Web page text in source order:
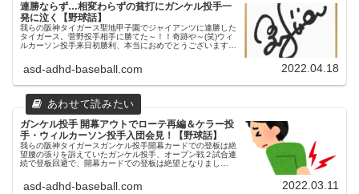
連勝ならず…相変わらずの貧打にガンケル投手一
発に泣く【野球話】
我らの阪神タイガース聖地甲子園でジャイアンツに連勝した
タイガース。菅野投手相手に勝てた～！！奇跡や～(笑)ウィ
ルカーソン投手来日初勝利、本当におめでとうございます！
asd-adhd-baseball.com 2022.04.18
ガンケル投手 開幕アウトでローテ再編＆ケラー投
手・ウィルカーソン投手入団会見！【野球話】
我らの阪神タイガースガンケル投手開幕カードでの登板は絶
望腰の張りを訴えていたガンケル投手、オープン戦２試合連
続で登板回避で、開幕カードでの登板は絶望となりまし
での登板が有力視されていまし...
asd-adhd-baseball.com 2022.03.11